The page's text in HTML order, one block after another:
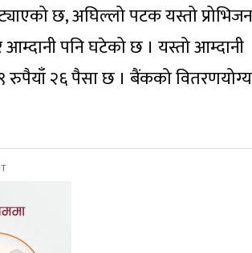
छ, अघिल्लो पटक यस्तो प्रोभिजन
पनि घटेको छ । यस्तो आम्दानी
रुपैयाँ २६ पैसा छ । बैंकको वितरणयोग्य